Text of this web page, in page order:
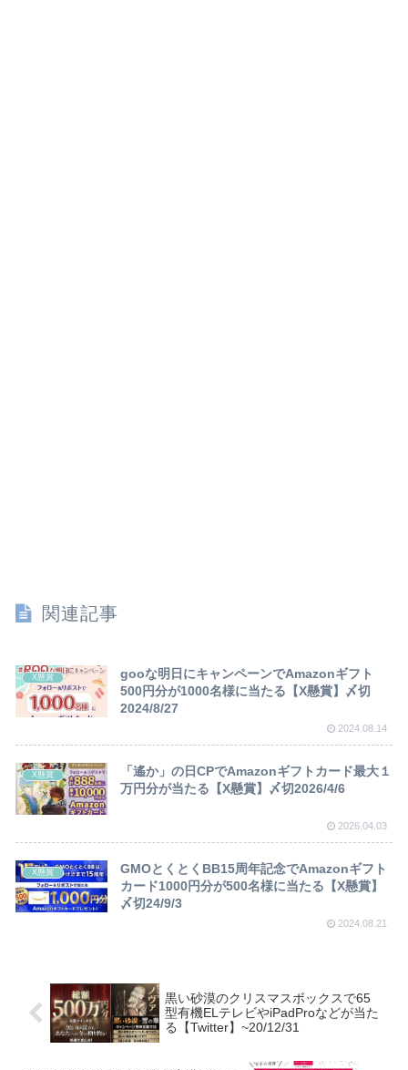
関連記事
X懸賞
gooな明日にキャンペーンでAmazonギフト
500円分が1000名様に当たる【X懸賞】〆切
2024/8/27
2024.08.14
X懸賞
「遙か」の日CPでAmazonギフトカード最大１
万円分が当たる【X懸賞】〆切2026/4/6
2026.04.03
X懸賞
GMOとくとくBB15周年記念でAmazonギフト
カード1000円分が500名様に当たる【X懸賞】
〆切24/9/3
2024.08.21
黒い砂漠のクリスマスボックスで65
型有機ELテレビやiPadProなどが当た
る【Twitter】~20/12/31